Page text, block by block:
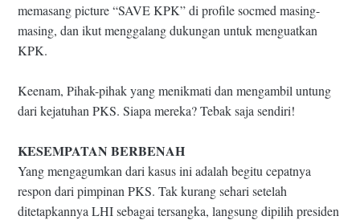
memasang picture “SAVE KPK” di profile socmed masing-
masing, dan ikut menggalang dukungan untuk menguatkan
KPK.
Keenam, Pihak-pihak yang menikmati dan mengambil untung
dari kejatuhan PKS. Siapa mereka? Tebak saja sendiri!
KESEMPATAN BERBENAH
Yang mengagumkan dari kasus ini adalah begitu cepatnya
respon dari pimpinan PKS. Tak kurang sehari setelah
ditetapkannya LHI sebagai tersangka, langsung dipilih presiden